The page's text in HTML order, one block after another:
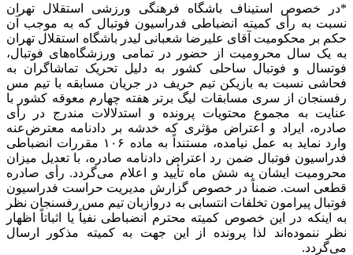
*در خصوص استیناف باشگاه فرهنگی ورزشی استقلال تهران
نسبت به رأی کمیته انضباطی فدراسیون فوتبال که به موجب آن
حکم بر محکومیت آقای علیرضا شعبانی لیدر باشگاه استقلال تهران
به یک سال محرومیت از حضور در تمامی ورزشگاه‌های فوتبال،
فوتسال و فوتبال ساحلی کشور به دلیل تحریک تماشاگران به
فحاشی نسبت به بازیکن تیم حریف در جریان مسابقه با تیم مس
رفسنجان از سری مسابقات لیگ برتر هفته چهارم معوقه کشور با
عنایت به مجموع محتویات پرونده و استدلالات مندرج در رأی
صادره،
ایراد و اعتراض مؤثری که خدشه بر دادنامه معترض‌عنه
وارد نماید به عمل نیامده، مستنداً
به ماده ۱۰۶ مقررات انضباطی
فدراسیون فوتبال ضمن رد اعتراض دادنامه صادره، با تعدیل میزان
محرومیت ایشان به شش ماه تأیید و اعلام می‌گردد. رأی صادره
قطعی است. ضمناً در خصوص گزارش مدیریت حراست فدراسیون
فوتبال پیرامون تخلفات انتسابی به دروازبان تیم مس رفسنجان نظر
به اینکه در این خصوص کمیته محترم انضباطی نفیاً یا اثباتاً اظهار
نظر ننموده‌اند لذا پرونده از این جهت به کمیته مذکور
ارسال
می‌گردد.